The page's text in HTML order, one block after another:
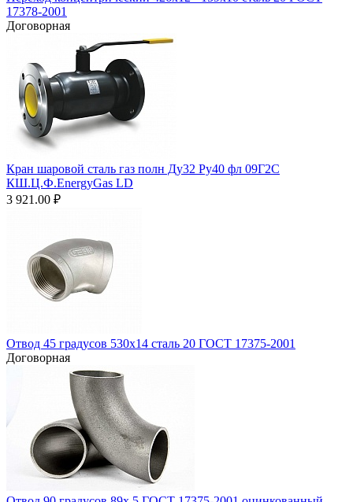
17378-2001
Договорная
Кран шаровой сталь газ полн Ду32 Ру40 фл 09Г2С
КШ.Ц.Ф.EnergyGas LD
3 921.00 ₽
Отвод 45 градусов 530х14 сталь 20 ГОСТ 17375-2001
Договорная